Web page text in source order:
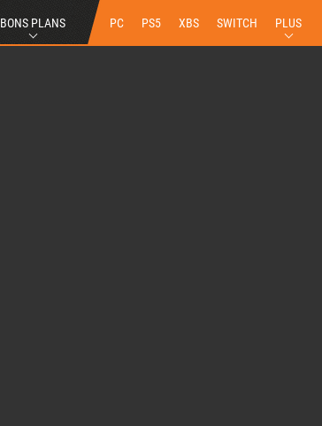
BONS PLANS PC PS5 XBS SWITCH PLUS